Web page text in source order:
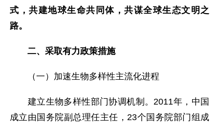
式，共建地球生命共同体，共谋全球生态文明之
路。
二、采取有力政策措施
（一）加速生物多样性主流化进程
建立生物多样性部门协调机制。2011年，中国
成立由国务院副总理任主任，23个国务院部门组成